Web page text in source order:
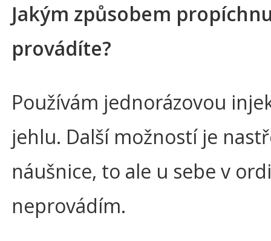
Jakým způsobem
provádíte?
Používám jednorázovou
jehlu. Další možností je
náušnice, to ale u sebe v
neprovádím.